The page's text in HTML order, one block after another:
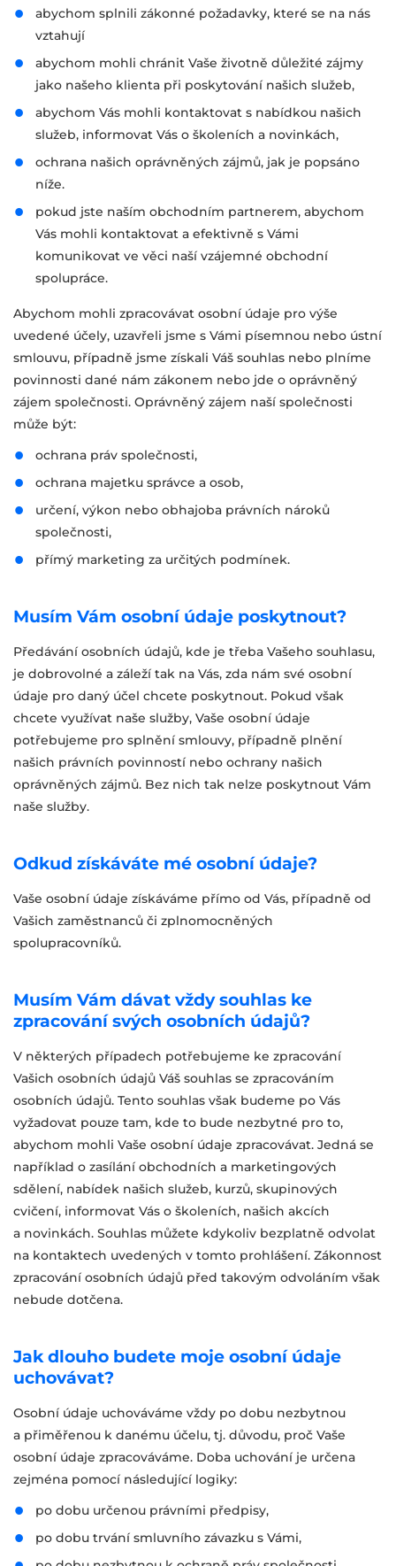
abychom splnili zákonné požadavky, které se na nás
vztahují
abychom mohli chránit Vaše životně důležité zájmy
jako našeho klienta při poskytování našich služeb,
abychom Vás mohli kontaktovat s nabídkou našich
služeb, informovat Vás o školeních a novinkách,
ochrana našich oprávněných zájmů, jak je popsáno
níže.
pokud jste naším obchodním partnerem, abychom
Vás mohli kontaktovat a efektivně s Vámi
komunikovat ve věci naší vzájemné obchodní
spolupráce.
Abychom mohli zpracovávat osobní údaje pro výše
uvedené účely, uzavřeli jsme s Vámi písemnou nebo ústní
smlouvu, případně jsme získali Váš souhlas nebo plníme
povinnosti dané nám zákonem nebo jde o oprávněný
zájem společnosti. Oprávněný zájem naší společnosti
může být:
ochrana práv společnosti,
ochrana majetku správce a osob,
určení, výkon nebo obhajoba právních nároků
společnosti,
přímý marketing za určitých podmínek.
Musím Vám osobní údaje poskytnout?
Předávání osobních údajů, kde je třeba Vašeho souhlasu,
je dobrovolné a záleží tak na Vás, zda nám své osobní
údaje pro daný účel chcete poskytnout. Pokud však
chcete využívat naše služby, Vaše osobní údaje
potřebujeme pro splnění smlouvy, případně plnění
našich právních povinností nebo ochrany našich
oprávněných zájmů. Bez nich tak nelze poskytnout Vám
naše služby.
Odkud získáváte mé osobní údaje?
Vaše osobní údaje získáváme přímo od Vás, případně od
Vašich zaměstnanců či zplnomocněných
spolupracovníků.
Musím Vám dávat vždy souhlas ke
zpracování svých osobních údajů?
V některých případech potřebujeme ke zpracování
Vašich osobních údajů Váš souhlas se zpracováním
osobních údajů. Tento souhlas však budeme po Vás
vyžadovat pouze tam, kde to bude nezbytné pro to,
abychom mohli Vaše osobní údaje zpracovávat. Jedná se
například o zasílání obchodních a marketingových
sdělení, nabídek našich služeb, kurzů, skupinových
cvičení, informovat Vás o školeních, našich akcích
a novinkách. Souhlas můžete kdykoliv bezplatně odvolat
na kontaktech uvedených v tomto prohlášení. Zákonnost
zpracování osobních údajů před takovým odvoláním však
nebude dotčena.
Jak dlouho budete moje osobní údaje
uchovávat?
Osobní údaje uchováváme vždy po dobu nezbytnou
a přiměřenou k danému účelu, tj. důvodu, proč Vaše
osobní údaje zpracováváme. Doba uchování je určena
zejména pomocí následující logiky:
po dobu určenou právními předpisy,
po dobu trvání smluvního závazku s Vámi,